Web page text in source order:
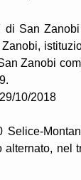
di San
Zanobi
10/2018
Selice-
nel